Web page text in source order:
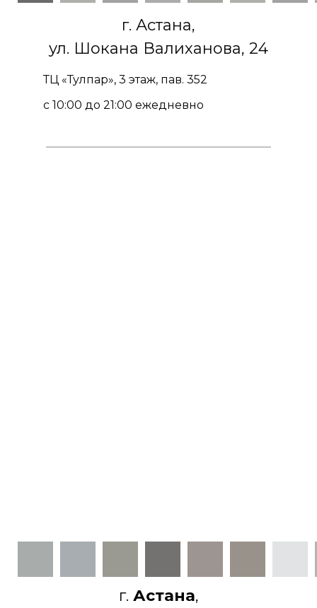
г. Астана,
ул. Шокана Валиханова, 24
ТЦ «Тулпар», 3 этаж, пав. 352
с 10:00 до 21:00 ежедневно
г. Астана,